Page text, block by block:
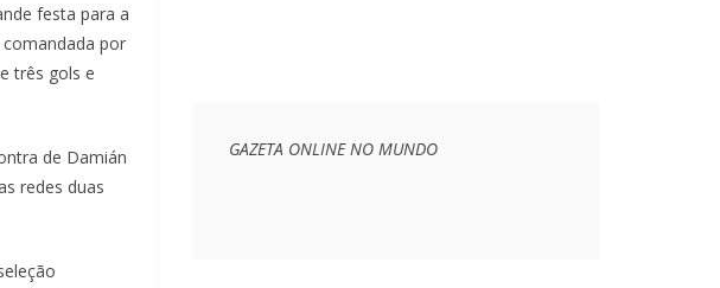
festa para a
por
três gols e
de Damián
redes duas
GAZETA ONLINE NO MUNDO